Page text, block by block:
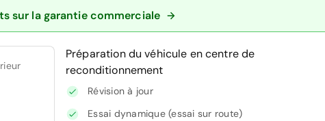
sur la garantie commerciale
Préparation du véhicule en centre de
reconditionnement
Révision à jour
Essai dynamique (essai sur route)